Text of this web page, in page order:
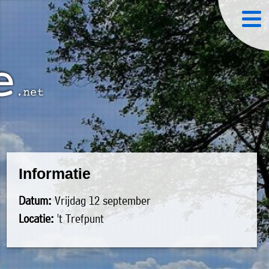
Informatie
Datum:Vrijdag 12 september
Locatie:'t Trefpunt